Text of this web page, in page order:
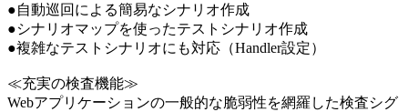
●自動巡回による簡易なシナリオ作成
●シナリオマップを使ったテストシナリオ作成
●複雑なテストシナリオにも対応（Handler設定）
≪充実の検査機能≫
Webアプリケーションの一般的な脆弱性を網羅した検査シグ